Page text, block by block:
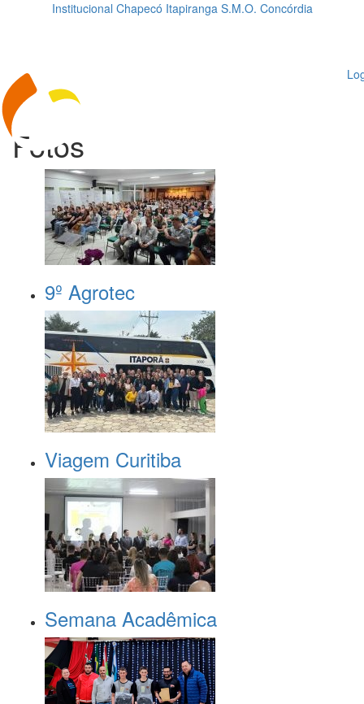
Institucional Chapecó Itapiranga S.M.O. Concórdia
Fotos
9º Agrotec
Viagem Curitiba
Semana Acadêmica